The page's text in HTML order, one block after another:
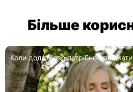
Більше
Коли додатково потрібно приймати